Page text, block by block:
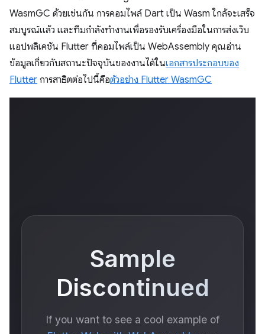
WasmGC ด้วยเช่นกัน การคอมไพล์ Dart เป็น Wasm ใกล้จะเสร็จ
สมบูรณ์แล้ว และทีมกำลังทำงานเพื่อรองรับเครื่องมือในการส่งเว็บ
แอปพลิเคชัน Flutter ที่คอมไพล์เป็น WebAssembly คุณอ่าน
ข้อมูลเกี่ยวกับสถานะปัจจุบันของงานได้ในเอกสารประกอบของ
Flutter การสาธิตต่อไปนี้คือตัวอย่าง Flutter WasmGC